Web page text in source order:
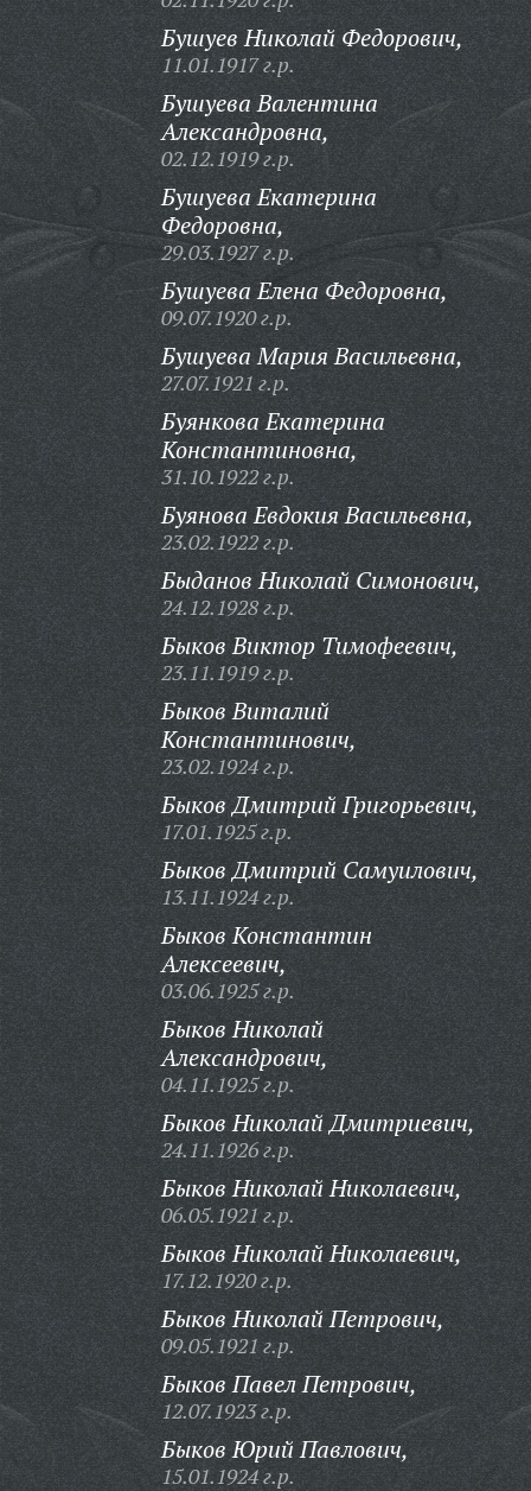
Бушуев Николай Федорович,
11.01.1917 г.р.
Бушуева Валентина
Александровна,
02.12.1919 г.р.
Бушуева Екатерина
Федоровна,
29.03.1927 г.р.
Бушуева Елена Федоровна,
09.07.1920 г.р.
Бушуева Мария Васильевна,
27.07.1921 г.р.
Буянкова Екатерина
Константиновна,
31.10.1922 г.р.
Буянова Евдокия Васильевна,
23.02.1922 г.р.
Быданов Николай Симонович,
24.12.1928 г.р.
Быков Виктор Тимофеевич,
23.11.1919 г.р.
Быков Виталий
Константинович,
23.02.1924 г.р.
Быков Дмитрий Григорьевич,
17.01.1925 г.р.
Быков Дмитрий Самуилович,
13.11.1924 г.р.
Быков Константин
Алексеевич,
03.06.1925 г.р.
Быков Николай
Александрович,
04.11.1925 г.р.
Быков Николай Дмитриевич,
24.11.1926 г.р.
Быков Николай Николаевич,
06.05.1921 г.р.
Быков Николай Николаевич,
17.12.1920 г.р.
Быков Николай Петрович,
09.05.1921 г.р.
Быков Павел Петрович,
12.07.1923 г.р.
Быков Юрий Павлович,
15.01.1924 г.р.